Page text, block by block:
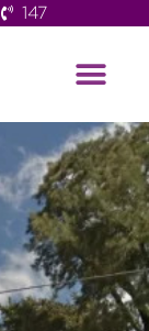
147